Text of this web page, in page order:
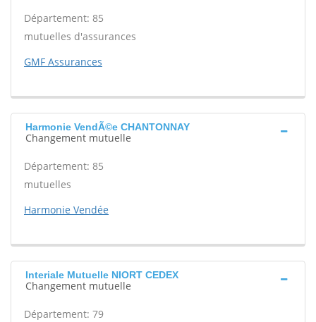
Département: 85
mutuelles d'assurances
GMF Assurances
Harmonie VendÃ©e CHANTONNAY
Changement mutuelle
Département: 85
mutuelles
Harmonie Vendée
Interiale Mutuelle NIORT CEDEX
Changement mutuelle
Département: 79